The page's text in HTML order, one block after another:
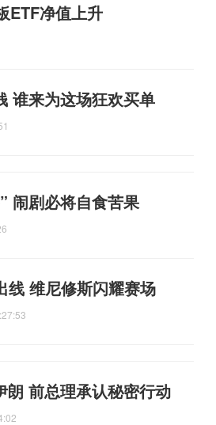
ETF净值上升
谁来为这场狂欢买单
闹剧必将自食苦果
线 维尼修斯闪耀赛场
朗 前总理承认秘密行动